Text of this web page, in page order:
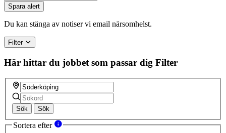
Spara alert
Du kan stänga av notiser vi email närsomhelst.
Filter
Här hittar du jobbet som passar dig Filter
Sök Sök
Sortera efter